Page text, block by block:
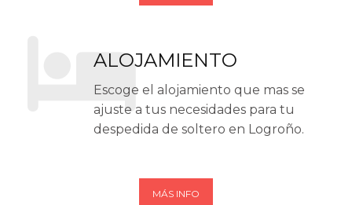
ALOJAMIENTO
Escoge el alojamiento que mas se
ajuste a tus necesidades para tu
despedida de soltero en Logroño.
MÁS INFO